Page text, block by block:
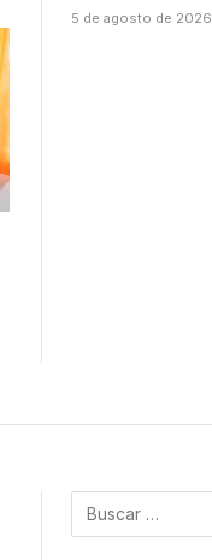
5 de agosto de 2026